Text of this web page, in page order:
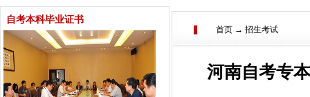
自考本科毕业证书
首页 → 招生考试
河南自考专